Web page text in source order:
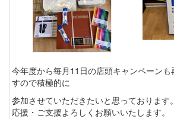
今年度から毎月11日の店頭キャンペーン
すので積極的に
参加させていただきたいと思っております
応援・ご支援よろしくお願いいたします。